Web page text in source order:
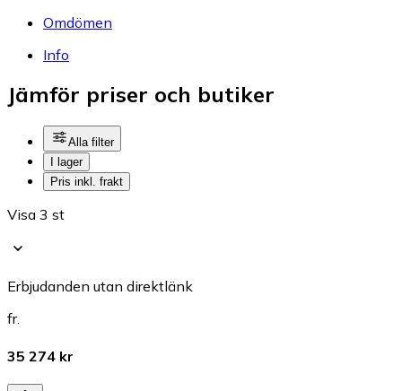
Omdömen
Info
Jämför priser och butiker
Alla filter
I lager
Pris inkl. frakt
Visa 3 st
Erbjudanden utan direktlänk
fr.
35 274 kr